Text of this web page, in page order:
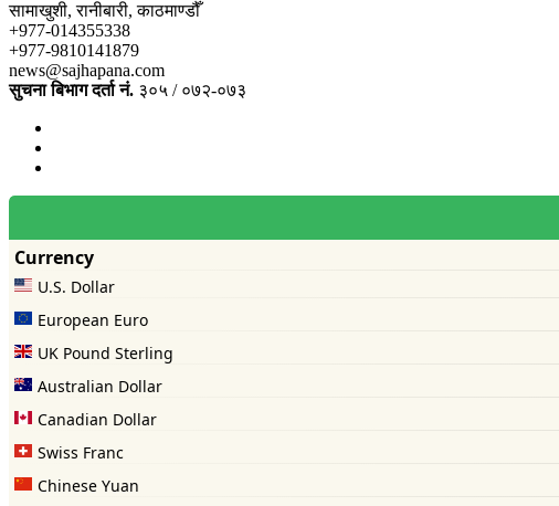
सामाखुशी, रानीबारी, काठमाण्डौँ
+977-014355338
+977-9810141879
news@sajhapana.com
सुचना बिभाग दर्ता नं. ३०५ / ०७२-०७३